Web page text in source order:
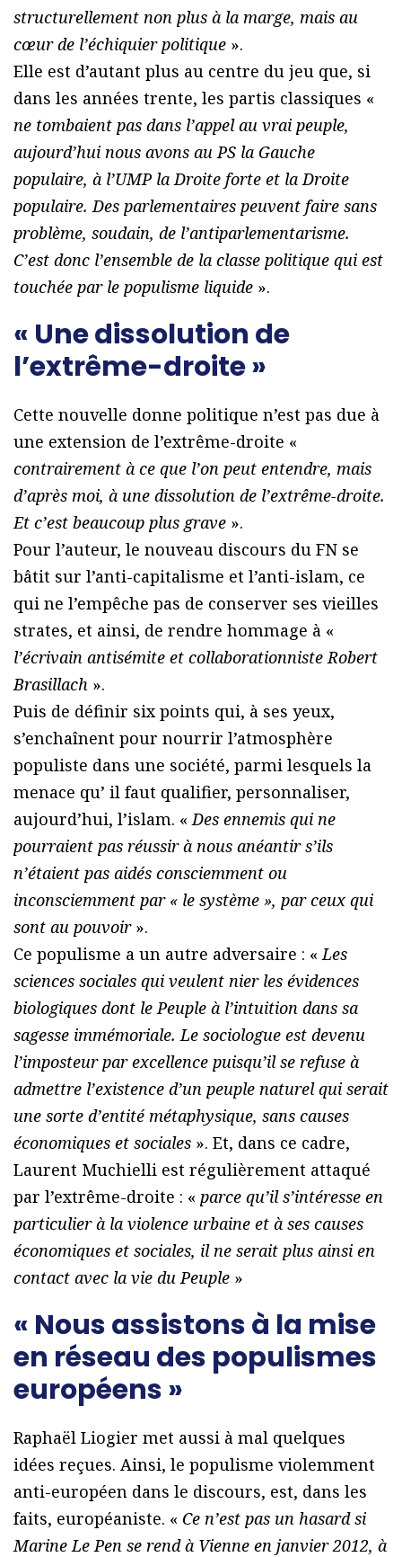
structurellement non plus à la marge, mais au
cœur de l’échiquier politique ».
Elle est d’autant plus au centre du jeu que, si
dans les années trente, les partis classiques «
ne tombaient pas dans l’appel au vrai peuple,
aujourd’hui nous avons au PS la Gauche
populaire, à l’UMP la Droite forte et la Droite
populaire. Des parlementaires peuvent faire sans
problème, soudain, de l’antiparlementarisme.
C’est donc l’ensemble de la classe politique qui est
touchée par le populisme liquide ».
« Une dissolution de
l’extrême-droite »
Cette nouvelle donne politique n’est pas due à
une extension de l’extrême-droite «
contrairement à ce que l’on peut entendre, mais
d’après moi, à une dissolution de l’extrême-droite.
Et c’est beaucoup plus grave ».
Pour l’auteur, le nouveau discours du FN se
bâtit sur l’anti-capitalisme et l’anti-islam, ce
qui ne l’empêche pas de conserver ses vieilles
strates, et ainsi, de rendre hommage à «
l’écrivain antisémite et collaborationniste Robert
Brasillach ».
Puis de définir six points qui, à ses yeux,
s’enchaînent pour nourrir l’atmosphère
populiste dans une société, parmi lesquels la
menace qu’ il faut qualifier, personnaliser,
aujourd’hui, l’islam. «Des ennemis qui ne
pourraient pas réussir à nous anéantir s’ils
n’étaient pas aidés consciemment ou
inconsciemment par « le système », par ceux qui
sont au pouvoir ».
Ce populisme a un autre adversaire : «Les
sciences sociales qui veulent nier les évidences
biologiques dont le Peuple à l’intuition dans sa
sagesse immémoriale. Le sociologue est devenu
l’imposteur par excellence puisqu’il se refuse à
admettre l’existence d’un peuple naturel qui serait
une sorte d’entité métaphysique, sans causes
économiques et sociales ». Et, dans ce cadre,
Laurent Muchielli est régulièrement attaqué
par l’extrême-droite : « parce qu’il s’intéresse en
particulier à la violence urbaine et à ses causes
économiques et sociales, il ne serait plus ainsi en
contact avec la vie du Peuple »
« Nous assistons à la mise
en réseau des populismes
européens »
Raphaël Liogier met aussi à mal quelques
idées reçues. Ainsi, le populisme violemment
anti-européen dans le discours, est, dans les
faits, européaniste. « Ce n’est pas un hasard si
Marine Le Pen se rend à Vienne en janvier 2012, à